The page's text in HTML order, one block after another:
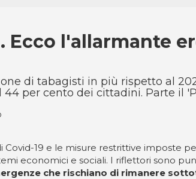
l'allarmante
di tabagisti in più rispetto al
44 per cento dei cittadini. Parte il
Covid-19 e le misure restrittive imposte
economici e sociali. I riflettori sono
che rischiano di rimanere